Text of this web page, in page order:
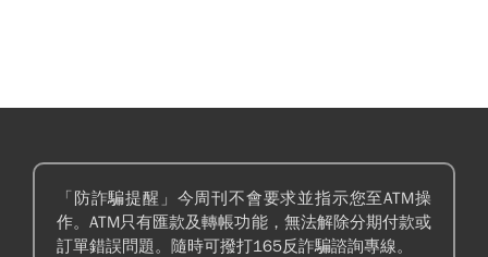
「防詐騙提醒」今周刊不會要求並指示您至ATM操
作。ATM只有匯款及轉帳功能，無法解除分期付款或
訂單錯誤問題。隨時可撥打165反詐騙諮詢專線。